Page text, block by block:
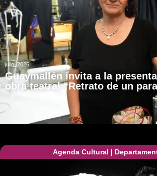
julio, 2026
Guaymallén invita a la
obra teatral “Retrato de un
Agenda Cultural |